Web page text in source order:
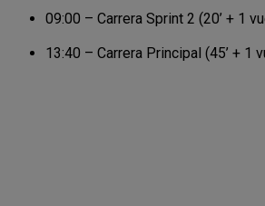
09:00 – Carrera Sprint 2 (20’ + 1
13:40 – Carrera Principal (45’ + 1